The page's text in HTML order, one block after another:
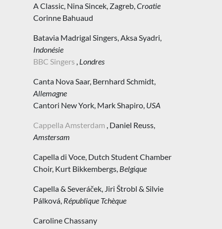
A Classic, Nina Sincek, Zagreb,Croatie
Corinne Bahuaud
Batavia Madrigal Singers, Aksa Syadri,
Indonésie
BBC Singers Londres
Canta Nova Saar, Bernhard Schmidt,
Allemagne
Cantori New York, Mark Shapiro, USA
Cappella Amsterdam , Daniel Reuss,
Amstersam
Capella di Voce, Dutch Student Chamber
Choir, Kurt Bikkembergs, Belgique
Capella & Severáček, Jiri Štrobl & Silvie
Pálková, République Tchèque
Caroline Chassany